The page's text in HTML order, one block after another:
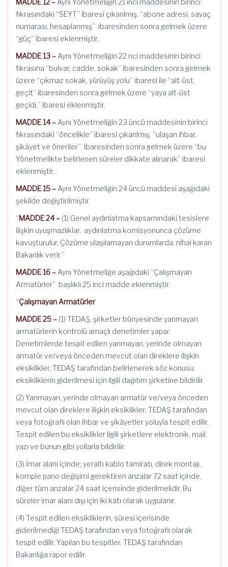
MADDE 12 – Aynı Yönetmeliğin 21 inci maddesinin birinci
fıkrasındaki “SEYT” ibaresi çıkarılmış, “abone adresi, sayaç
numarası, hesaplanmış” ibaresinden sonra gelmek üzere
“güç” ibaresi eklenmiştir.
MADDE 13 – Aynı Yönetmeliğin 22 nci maddesinin birinci
fıkrasına “bulvar, cadde, sokak” ibaresinden sonra gelmek
üzere “çıkmaz sokak, yürüyüş yolu” ibaresi ile “alt-üst
geçit” ibaresinden sonra gelmek üzere “yaya alt-üst
geçidi,” ibaresi eklenmiştir.
MADDE 14 – Aynı Yönetmeliğin 23 üncü maddesinin birinci
fıkrasındaki “öncelikle” ibaresi çıkarılmış, “ulaşan ihbar,
şikâyet ve öneriler” ibaresinden sonra gelmek üzere “bu
Yönetmelikte belirlenen süreler dikkate alınarak” ibaresi
eklenmiştir.
MADDE 15 – Aynı Yönetmeliğin 24 üncü maddesi aşağıdaki
şekilde değiştirilmiştir.
“MADDE 24 – (1) Genel aydınlatma kapsamındaki tesislere
ilişkin uyuşmazlıklar, aydınlatma komisyonunca çözüme
kavuşturulur. Çözüme ulaşılamayan durumlarda, nihai kararı
Bakanlık verir.”
MADDE 16 – Aynı Yönetmeliğe aşağıdaki “Çalışmayan
Armatürler” başlıklı 25 inci madde eklenmiştir.
“Çalışmayan Armatürler
MADDE 25 – (1) TEDAŞ, şirketler bünyesinde yanmayan
armatürlerin kontrolü amaçlı denetimler yapar.
Denetimlerde tespit edilen yanmayan, yerinde olmayan
armatür ve/veya önceden mevcut olan direklere ilişkin
eksiklikler, TEDAŞ tarafından belirlenerek söz konusu
eksikliklerin giderilmesi için ilgili dağıtım şirketine bildirilir.
(2) Yanmayan, yerinde olmayan armatür ve/veya önceden
mevcut olan direklere ilişkin eksiklikler; TEDAŞ tarafından
veya fotoğraflı olan ihbar ve şikâyetler yoluyla tespit edilir.
Tespit edilen bu eksiklikler ilgili şirketlere elektronik, mail,
yazı ve bunun gibi yollarla bildirilir.
(3) İmar alanı içinde; yeraltı kablo tamiratı, direk montajı,
komple pano değişimi gerektiren arızalar 72 saat içinde,
diğer tüm arızalar 24 saat içerisinde giderilmelidir. Bu
süreler imar alanı dışı için iki katı olarak uygulanır.
(4) Tespit edilen eksikliklerin, süresi içerisinde
giderilmediği TEDAŞ tarafından veya fotoğraflı olarak
tespit edilir. Yapılan bu tespitler, TEDAŞ tarafından
Bakanlığa rapor edilir.